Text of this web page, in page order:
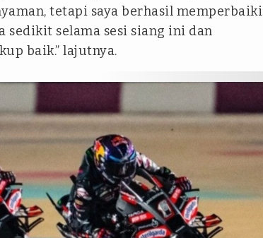
tetapi saya berhasil memperbaiki
sedikit selama sesi siang ini dan
baik.” lajutnya.